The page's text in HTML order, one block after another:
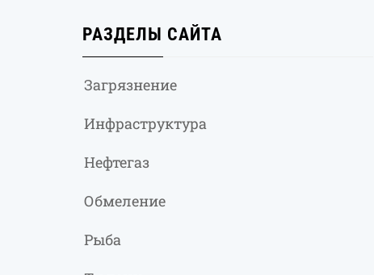
РАЗДЕЛЫ САЙТА
Загрязнение
Инфраструктура
Нефтегаз
Обмеление
Рыба